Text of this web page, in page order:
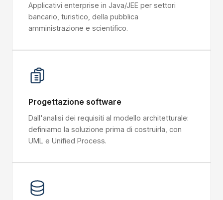
Applicativi enterprise in Java/JEE per settori
bancario, turistico, della pubblica
amministrazione e scientifico.
Progettazione software
Dall'analisi dei requisiti al modello architetturale:
definiamo la soluzione prima di costruirla, con
UML e Unified Process.